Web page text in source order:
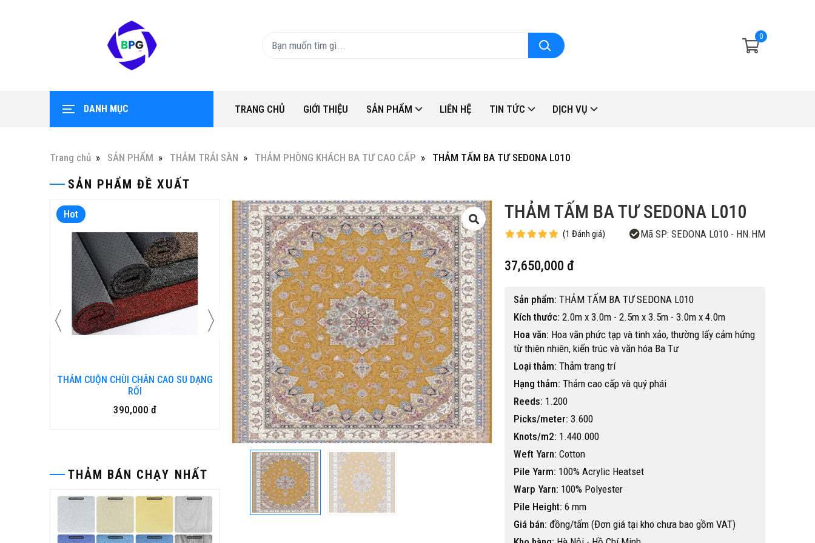
0
DANH MỤC TRANG CHỦ GIỚI THIỆU SẢN PHẨM LIÊN HỆ TIN TỨC DỊCH VỤ
Trang chủ SẢN PHẨM THẢM TRẢI SÀN THẢM PHÒNG KHÁCH BA TƯ CAO CẤP THẢM TẤM BA TƯ SEDONA L010
SẢN PHẨM ĐỀ XUẤT
Hot
THẢM CUỘN CHÙI CHÂN CAO SU DẠNG
RỐI
390,000 đ
Hot
Bàn ghế gỗ nhựa ngoài trời BP-456
15,500,000 đ
THẢM BÁN CHẠY NHẤT
THẢM TẤM BA TƯ SEDONA L010
(1 Đánh giá) Mã SP: SEDONA L010 - HN.HM
37,650,000 đ
Sản phẩm: THẢM TẤM BA TƯ SEDONA L010
Kích thước: 2.0m x 3.0m - 2.5m x 3.5m - 3.0m x 4.0m
Hoa văn: Hoa văn phức tạp và tinh xảo, thường lấy cảm hứng
từ thiên nhiên, kiến trúc và văn hóa Ba Tư
Loại thảm: Thảm trang trí
Hạng thảm: Thảm cao cấp và quý phái
Reeds: 1.200
Picks/meter: 3.600
Knots/m2: 1.440.000
Weft Yarn: Cotton
Pile Yarm: 100% Acrylic Heatset
Warp Yarn: 100% Polyester
Pile Height: 6 mm
Giá bán: đồng/tấm (Đơn giá tại kho chưa bao gồm VAT)